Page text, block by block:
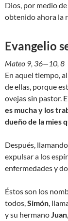
Dios, por medio
obtenido ahora la
Evangelio
Mateo 9, 36—10, 8
En aquel tiempo,
de ellas, porque
ovejas sin pastor.
es mucha y los
dueño de la mies
Después,
expulsar a los
enfermedades y
Éstos son los
todos,Simón,
y su hermanoJuan